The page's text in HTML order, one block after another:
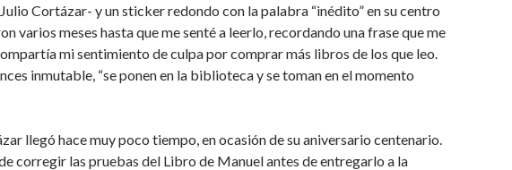
Cortázar- y un sticker redondo con la palabra “inédito” en su centro
varios meses hasta que me senté a leerlo, recordando una frase que me
mi sentimiento de culpa por comprar más libros de los que leo.
inmutable, “se ponen en la biblioteca y se toman en el momento
llegó hace muy poco tiempo, en ocasión de su aniversario centenario.
corregir las pruebas del Libro de Manuel antes de entregarlo a la